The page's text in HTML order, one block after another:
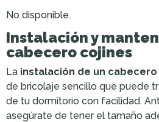
No disponible.
Instalación y
cabecero cojines
La instalación de un cabecero
de bricolaje sencillo que puede
de tu dormitorio con facilidad.
asegúrate de tener el tamaño